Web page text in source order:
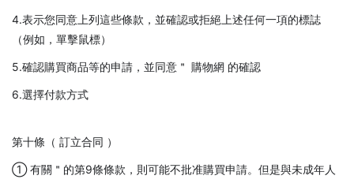
4.表示您同意上列這些條款，並確認或拒絕上述任何一項的標誌
（例如，單擊鼠標）
5.確認購買商品等的申請，並同意＂ 購物網 的確認
6.選擇付款方式
第十條（ 訂立合同 ）
① 有關＂的第9條條款，則可能不批准購買申請。但是與未成年人